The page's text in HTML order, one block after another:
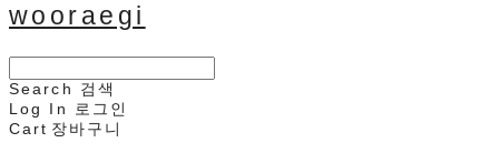
wooraegi
Search
검색
Log In
로그인
Cart 장바구니